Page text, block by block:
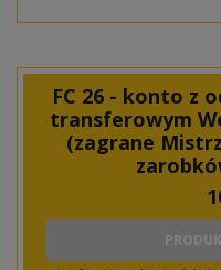
FC 26 - konto z
transferowym
(zagrane